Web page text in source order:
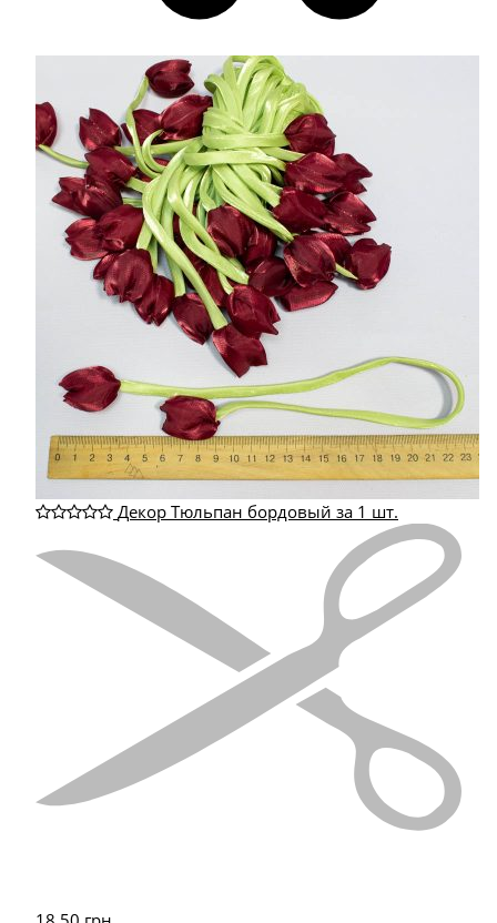
Декор Тюльпан бордовый за 1 шт.